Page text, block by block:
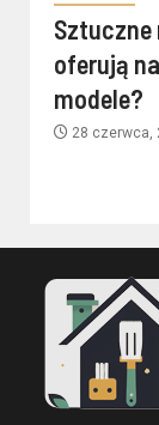
Sztuczne
oferują
modele?
28 czerwca,